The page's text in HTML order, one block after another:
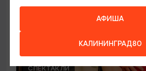
СПЕКТАКЛИ
АФИША
КАЛИНИНГРАД80